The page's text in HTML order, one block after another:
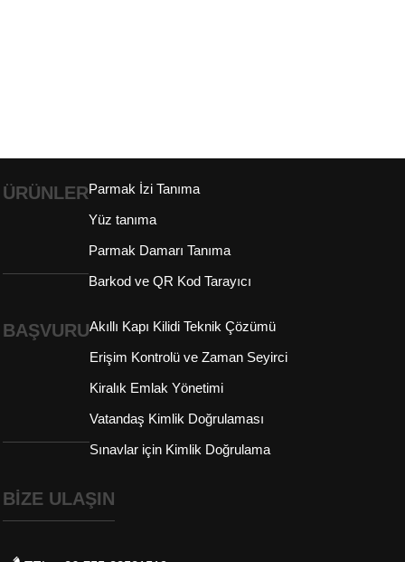
ÜRÜNLERParmak İzi Tanıma
Yüz tanıma
Parmak Damarı Tanıma
Barkod ve QR Kod Tarayıcı
BAŞVURUAkıllı Kapı Kilidi Teknik Çözümü
Erişim Kontrolü ve Zaman Seyirci
Kiralık Emlak Yönetimi
Vatandaş Kimlik Doğrulaması
Sınavlar için Kimlik Doğrulama
BİZE ULAŞIN